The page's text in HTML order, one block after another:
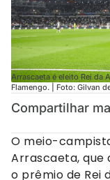
Arrascaeta é eleito Rei da
Flamengo. | Foto: Gilvan
Compartilhar
O meio-
Arrascaeta, que
o prêmio de Rei